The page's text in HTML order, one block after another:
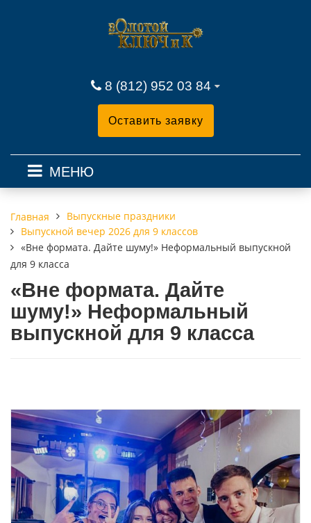
8 (812) 952 03 84
Оставить заявку
МЕНЮ
Главная
Выпускные праздники
Выпускной вечер 2026 для 9 классов
«Вне формата. Дайте шуму!» Неформальный выпускной
для 9 класса
«Вне формата. Дайте
шуму!» Неформальный
выпускной для 9 класса